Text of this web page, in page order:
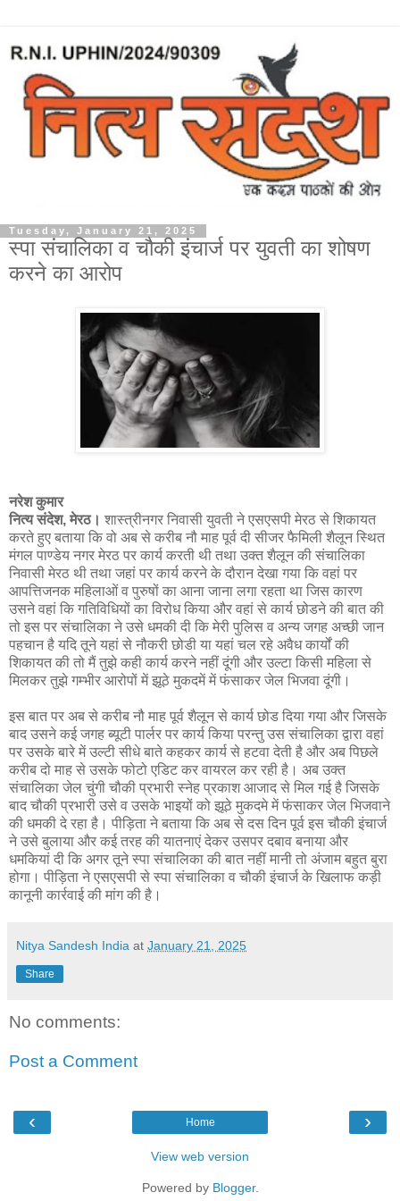
Tuesday, January 21, 2025
स्पा संचालिका व चौकी इंचार्ज पर युवती का शोषण
करने का आरोप
नरेश कुमार
नित्य संदेश, मेरठ। शास्त्रीनगर निवासी युवती ने एसएसपी मेरठ से शिकायत
करते हुए बताया कि वो अब से करीब नौ माह पूर्व दी सीजर फैमिली शैलून स्थित
मंगल पाण्डेय नगर मेरठ पर कार्य करती थी तथा उक्त शैलून की संचालिका
निवासी मेरठ थी तथा जहां पर कार्य करने के दौरान देखा गया कि वहां पर
आपत्तिजनक महिलाओं व पुरुषों का आना जाना लगा रहता था जिस कारण
उसने वहां कि गतिविधियों का विरोध किया और वहां से कार्य छोडने की बात की
तो इस पर संचालिका ने उसे धमकी दी कि मेरी पुलिस व अन्य जगह अच्छी जान
पहचान है यदि तूने यहां से नौकरी छोडी या यहां चल रहे अवैध कार्यों की
शिकायत की तो मैं तुझे कही कार्य करने नहीं दूंगी और उल्टा किसी महिला से
मिलकर तुझे गम्भीर आरोपों में झूठे मुकदमें में फंसाकर जेल भिजवा दूंगी।
इस बात पर अब से करीब नौ माह पूर्व शैलून से कार्य छोड दिया गया और जिसके
बाद उसने कई जगह ब्यूटी पार्लर पर कार्य किया परन्तु उस संचालिका द्वारा वहां
पर उसके बारे में उल्टी सीधे बाते कहकर कार्य से हटवा देती है और अब पिछले
करीब दो माह से उसके फोटो एडिट कर वायरल कर रही है। अब उक्त
संचालिका जेल चुंगी चौकी प्रभारी स्नेह प्रकाश आजाद से मिल गई है जिसके
बाद चौकी प्रभारी उसे व उसके भाइयों को झूठे मुकदमे में फंसाकर जेल भिजवाने
की धमकी दे रहा है। पीड़िता ने बताया कि अब से दस दिन पूर्व इस चौकी इंचार्ज
ने उसे बुलाया और कई तरह की यातनाएं देकर उसपर दबाव बनाया और
धमकियां दी कि अगर तूने स्पा संचालिका की बात नहीं मानी तो अंजाम बहुत बुरा
होगा। पीड़िता ने एसएसपी से स्पा संचालिका व चौकी इंचार्ज के खिलाफ कड़ी
कानूनी कार्रवाई की मांग की है।
Nitya Sandesh India at January 21, 2025
Share
No comments:
Post a Comment
‹ ›
Home
View web version
Powered by Blogger.